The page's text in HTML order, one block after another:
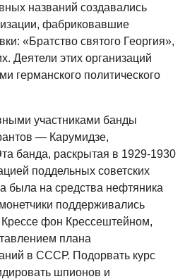
названий создавались
фабриковавшие
«Братство святого Георгия»,
Деятели этих организаций
германского политического
участниками банды
— Карумидзе,
банда, раскрытая в 1929-1930
поддельных советских
была на средства нефтяника
поддерживались
фон Крессештейном,
плана
в СССР. Подорвать курс
шпионов и